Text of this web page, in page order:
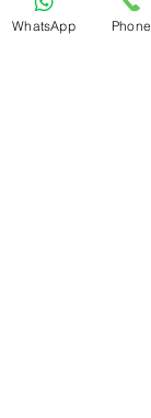
WhatsApp Phone